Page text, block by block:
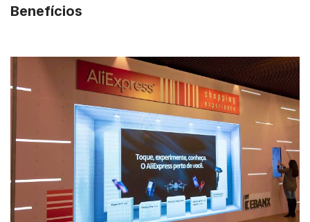
Benefícios